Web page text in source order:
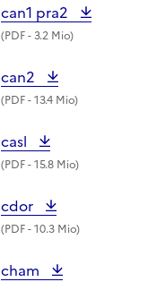
can1 pra2
(PDF- 3.2 Mio)
can2
(PDF- 13.4 Mio)
casl
(PDF- 15.8 Mio)
cdor
(PDF- 10.3 Mio)
cham